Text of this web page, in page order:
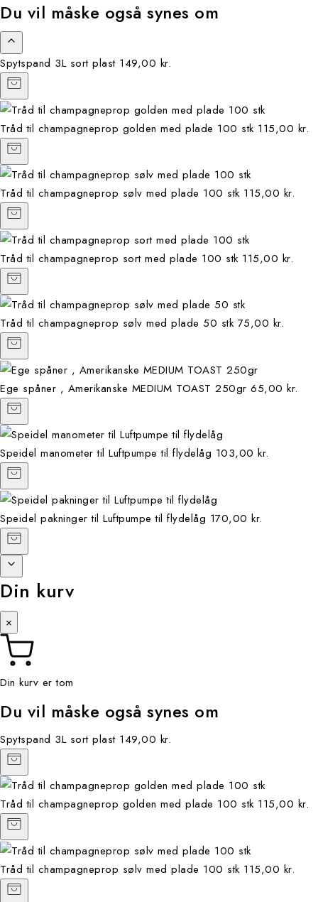
Du vil måske også synes om
Spytspand 3L sort plast 149,00 kr.
Tråd til champagneprop golden med plade 100 stk 115,00 kr.
Tråd til champagneprop sølv med plade 100 stk 115,00 kr.
Tråd til champagneprop sort med plade 100 stk 115,00 kr.
Tråd til champagneprop sølv med plade 50 stk 75,00 kr.
Ege spåner , Amerikanske MEDIUM TOAST 250gr 65,00 kr.
Speidel manometer til Luftpumpe til flydelåg 103,00 kr.
Speidel pakninger til Luftpumpe til flydelåg 170,00 kr.
Din kurv
×
Din kurv er tom
Du vil måske også synes om
Spytspand 3L sort plast 149,00 kr.
Tråd til champagneprop golden med plade 100 stk 115,00 kr.
Tråd til champagneprop sølv med plade 100 stk 115,00 kr.